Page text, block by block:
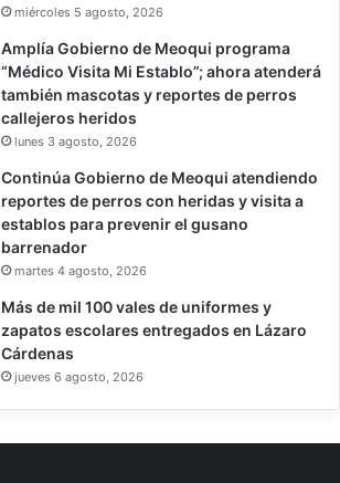
miércoles 5 agosto, 2026
Amplía Gobierno de Meoqui programa
“Médico Visita Mi Establo”; ahora atenderá
también mascotas y reportes de perros
callejeros heridos
lunes 3 agosto, 2026
Continúa Gobierno de Meoqui atendiendo
reportes de perros con heridas y visita a
establos para prevenir el gusano
barrenador
martes 4 agosto, 2026
Más de mil 100 vales de uniformes y
zapatos escolares entregados en Lázaro
Cárdenas
jueves 6 agosto, 2026